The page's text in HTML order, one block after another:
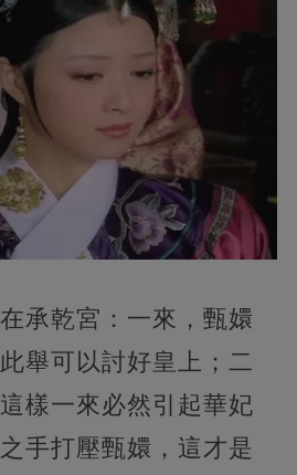
承乾宮：一來，甄嬛
舉可以討好皇上；二
樣一來必然引起華妃
手打壓甄嬛，這才是